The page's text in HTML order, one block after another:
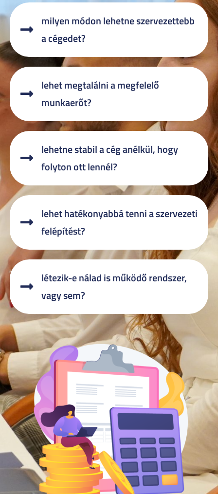
milyen módon lehetne szervezettebb
a cégedet?
lehet megtalálni a megfelelő
munkaerőt?
lehetne stabil a cég anélkül, hogy
folyton ott lennél?
lehet hatékonyabbá tenni a szervezeti
felépítést?
létezik-e nálad is működő rendszer,
vagy sem?